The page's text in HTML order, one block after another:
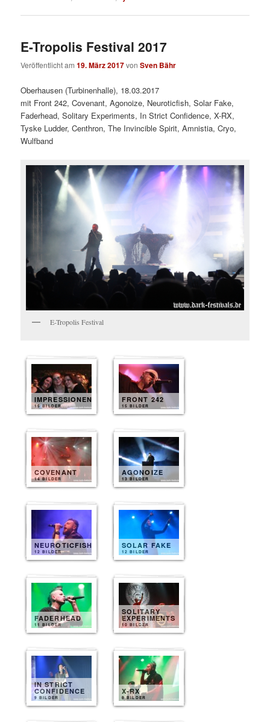
E-Tropolis Festival 2017
Veröffentlicht am19. März 2017vonSven Bähr
Oberhausen (Turbinenhalle), 18.03.2017
mit Front 242, Covenant, Agonoize, Neuroticfish, Solar Fake,
Faderhead, Solitary Experiments, In Strict Confidence, X-RX,
Tyske Ludder, Centhron, The Invincible Spirit, Amnistia, Cryo,
Wulfband
E-Tropolis Festival
IMPRESSIONEN
15 BILDER
FRONT 242
15 BILDER
COVENANT
14 BILDER
AGONOIZE
13 BILDER
NEUROTICFISH
12 BILDER
SOLAR FAKE
12 BILDER
FADERHEAD
11 BILDER
SOLITARY
EXPERIMENTS
10 BILDER
IN STRICT
CONFIDENCE
9 BILDER
X-RX
8 BILDER